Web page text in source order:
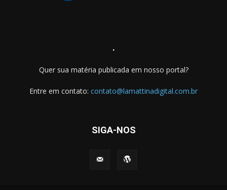
.
Quer sua matéria publicada em nosso portal?
Entre em contato: contato@lamattinadigital.com.br
SIGA-NOS